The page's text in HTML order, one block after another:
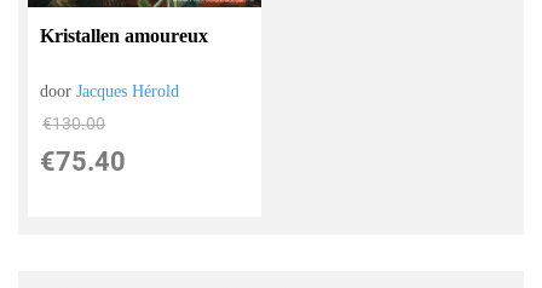
Kristallen amoureux
doorJacques Hérold
€130.00
€75.40